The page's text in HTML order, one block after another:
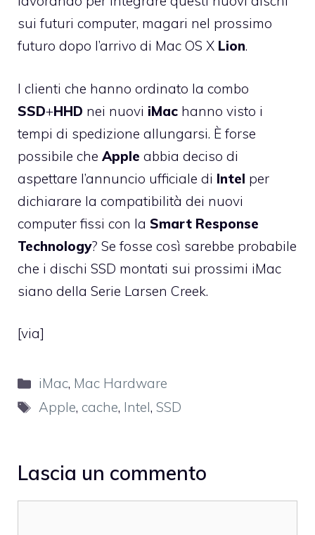
sui futuri computer, magari nel prossimo
futuro dopo l’arrivo di Mac OS X Lion.
I clienti che hanno ordinato la combo
SSD+HHD nei nuovi iMac hanno visto i
tempi di spedizione allungarsi. È forse
possibile che Apple abbia deciso di
aspettare l’annuncio ufficiale di Intel per
dichiarare la compatibilità dei nuovi
computer fissi con la Smart Response
Technology? Se fosse così sarebbe probabile
che i dischi SSD montati sui prossimi iMac
siano della Serie Larsen Creek.
[via]
Categorie
iMac, Mac Hardware
Tag
Apple, cache, Intel,SSD
Lascia un commento